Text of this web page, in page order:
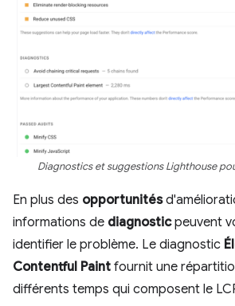
Diagnostics et suggestions Lighthouse
En plus des opportunités
informations de diagnosticpeuvent
identifier le problème. Le diagnostic
Contentful Paint fournit une
différents temps qui composent le